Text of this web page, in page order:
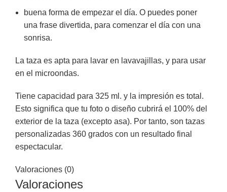
buena forma de empezar el día. O puedes poner
una frase divertida, para comenzar el día con una
sonrisa.
La taza es apta para lavar en lavavajillas, y para usar
en el microondas.
Tiene capacidad para 325 ml. y la impresión es total.
Esto significa que tu foto o diseño cubrirá el 100% del
exterior de la taza (excepto asa). Por tanto, son tazas
personalizadas 360 grados con un resultado final
espectacular.
Valoraciones (0)
Valoraciones